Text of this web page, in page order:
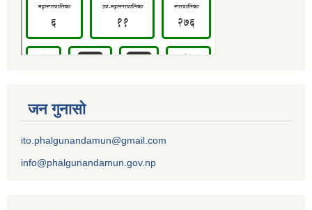
जन गुनासो
ito.phalgunandamun@gmail.com
info@phalgunandamun.gov.np